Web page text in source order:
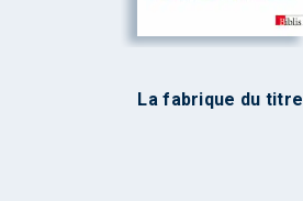
La fabrique du titre